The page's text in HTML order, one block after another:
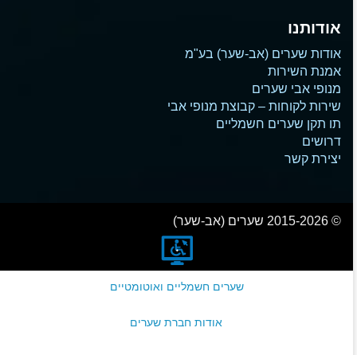
אודותנו
אודות שערים (אב-שער) בע"מ
אמנת השירות
מנופי אבי שערים
שירות לקוחות – קבוצת מנופי אבי
תו תקן שערים חשמליים
דרושים
יצירת קשר
© 2015-2026 שערים (אב-שער)
שערים חשמליים ואוטומטיים
אודות חברת שערים